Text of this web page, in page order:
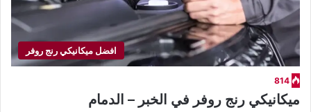
افضل ميكانيكي رنج روفر
814
ميكانيكي رنج روفر في الخبر – الدمام